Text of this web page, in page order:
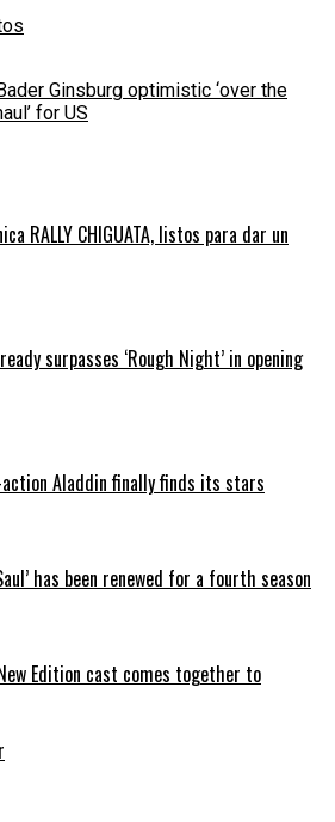
Ginsburg optimistic ‘over the
for US
RALLY CHIGUATA, listos para dar un
surpasses ‘Rough Night’ in opening
action Aladdin finally finds its stars
has been renewed for a fourth season
Edition cast comes together to